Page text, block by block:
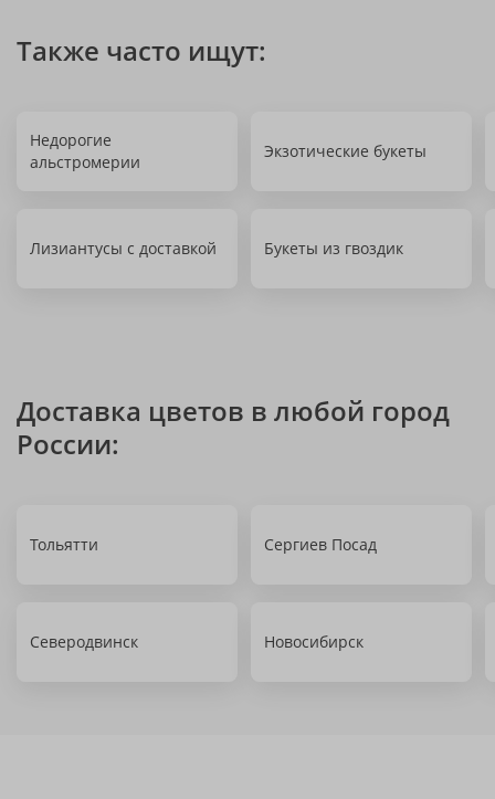
Также часто ищут:
Недорогие
альстромерии
Экзотические букеты
Лизиантусы с доставкой Букеты из гвоздик
Доставка цветов в любой город
России:
Тольятти Сергиев Посад
Северодвинск Новосибирск